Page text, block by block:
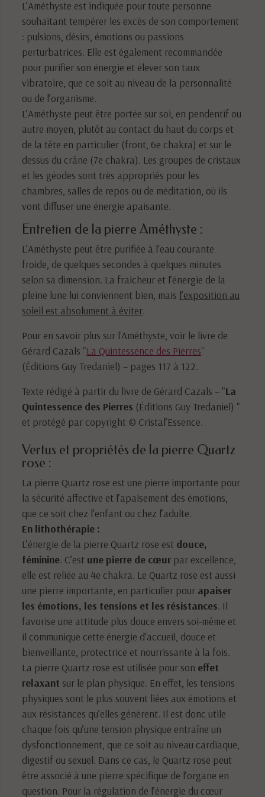
L’Améthyste est indiquée pour toute personne
souhaitant tempérer les excès de son comportement
: pulsions, désirs, émotions ou passions
perturbatrices. Elle est également recommandée
pour purifier son énergie et élever son taux
vibratoire, que ce soit au niveau de la personnalité
ou de l’organisme.
L’Améthyste peut être portée sur soi, en pendentif ou
autre moyen, plutôt au contact du haut du corps et
de la tête en particulier (front, 6e chakra) et sur le
dessus du crâne (7e chakra). Les groupes de cristaux
et les géodes sont très appropriés pour les
chambres, salles de repos ou de méditation, où ils
vont diffuser une énergie apaisante.
Entretien de la pierre Améthyste :
L’Améthyste peut être purifiée à l’eau courante
froide, de quelques secondes à quelques minutes
selon sa dimension. La fraicheur et l’énergie de la
pleine lune lui conviennent bien, mais l’exposition au
soleil est absolument à éviter.
Pour en savoir plus sur l'Améthyste, voir le livre de
Gérard Cazals "La Quintessence des Pierres"
(Éditions Guy Tredaniel) – pages 117 à 122.
Texte rédigé à partir du livre de Gérard Cazals – "La
Quintessence des Pierres (Éditions Guy Tredaniel) "
et protégé par copyright © Cristal’Essence.
Vertus et propriétés de la pierre Quartz
rose :
La pierre Quartz rose est une pierre importante pour
la sécurité affective et l’apaisement des émotions,
que ce soit chez l’enfant ou chez l’adulte.
En lithothérapie :
L’énergie de la pierre Quartz rose est douce,
féminine. C’est une pierre de cœur par excellence,
elle est reliée au 4e chakra. Le Quartz rose est aussi
une pierre importante, en particulier pour apaiser
les émotions, les tensions et les résistances. Il
favorise une attitude plus douce envers soi-même et
il communique cette énergie d’accueil, douce et
bienveillante, protectrice et nourrissante à la fois.
La pierre Quartz rose est utilisée pour son effet
relaxant sur le plan physique. En effet, les tensions
physiques sont le plus souvent liées aux émotions et
aux résistances qu’elles génèrent. Il est donc utile
chaque fois qu’une tension physique entraîne un
dysfonctionnement, que ce soit au niveau cardiaque,
digestif ou sexuel. Dans ce cas, le Quartz rose peut
être associé à une pierre spécifique de l’organe en
question. Pour la régulation de l’énergie du cœur